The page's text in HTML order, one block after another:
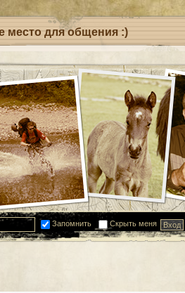
место для общения :)
Запомнить Скрыть меня